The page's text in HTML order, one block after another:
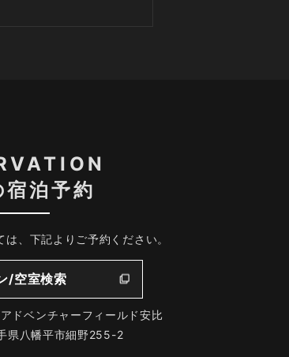
宿泊予約
、下記よりご予約ください。
/空室検索
ドベンチャーフィールド安比
県八幡平市細野255-2